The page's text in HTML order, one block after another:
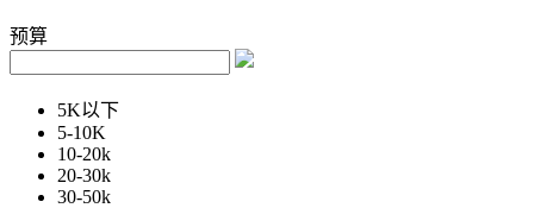
预算
5K以下
5-10K
10-20k
20-30k
30-50k